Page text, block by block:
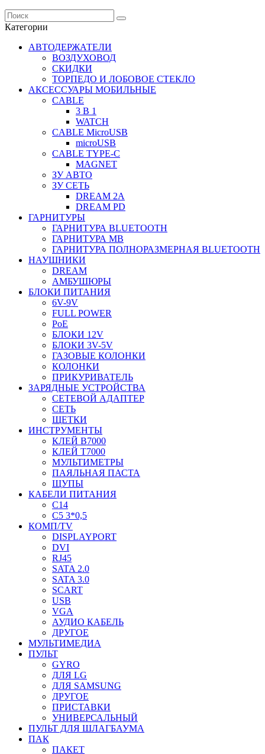
Категории
АВТОДЕРЖАТЕЛИ
ВОЗДУХОВОД
СКИДКИ
ТОРПЕДО И ЛОБОВОЕ СТЕКЛО
АКСЕССУАРЫ МОБИЛЬНЫЕ
CABLE
3 В 1
WATCH
CABLE MicroUSB
microUSB
CABLE TYPE-C
MAGNET
ЗУ АВТО
ЗУ СЕТЬ
DREAM 2A
DREAM PD
ГАРНИТУРЫ
ГАРНИТУРА BLUETOOTH
ГАРНИТУРА MB
ГАРНИТУРА ПОЛНОРАЗМЕРНАЯ BLUETOOTH
НАУШНИКИ
DREAM
АМБУШЮРЫ
БЛОКИ ПИТАНИЯ
6V-9V
FULL POWER
PoE
БЛОКИ 12V
БЛОКИ 3V-5V
ГАЗОВЫЕ КОЛОНКИ
КОЛОНКИ
ПРИКУРИВАТЕЛЬ
ЗАРЯДНЫЕ УСТРОЙСТВА
СЕТЕВОЙ АДАПТЕР
СЕТЬ
ЩЕТКИ
ИНСТРУМЕНТЫ
КЛЕЙ B7000
КЛЕЙ T7000
МУЛЬТИМЕТРЫ
ПАЯЛЬНАЯ ПАСТА
ЩУПЫ
КАБЕЛИ ПИТАНИЯ
C14
C5 3*0,5
КОМП/TV
DISPLAYPORT
DVI
RJ45
SATA 2.0
SATA 3.0
SCART
USB
VGA
АУДИО КАБЕЛЬ
ДРУГОЕ
МУЛЬТИМЕДИА
ПУЛЬТ
GYRO
ДЛЯ LG
ДЛЯ SAMSUNG
ДРУГОЕ
ПРИСТАВКИ
УНИВЕРСАЛЬНЫЙ
ПУЛЬТ ДЛЯ ШЛАГБАУМА
ПАК
ПАКЕТ